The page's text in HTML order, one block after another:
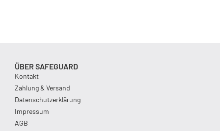
ÜBER SAFEGUARD
Kontakt
Zahlung & Versand
Datenschutzerklärung
Impressum
AGB